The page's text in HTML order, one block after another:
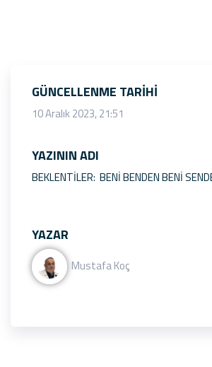
GÜNCELLENME TARIHI
10 Aralık 2023, 21:51
YAZININ ADI
BEKLENTİLER: BENİ BENDEN BENİ
YAZAR
Mustafa Koç